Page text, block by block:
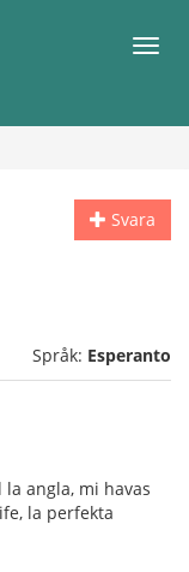
Meny
Svara
Språk: Esperanto
angla, mi havas
la perfekta